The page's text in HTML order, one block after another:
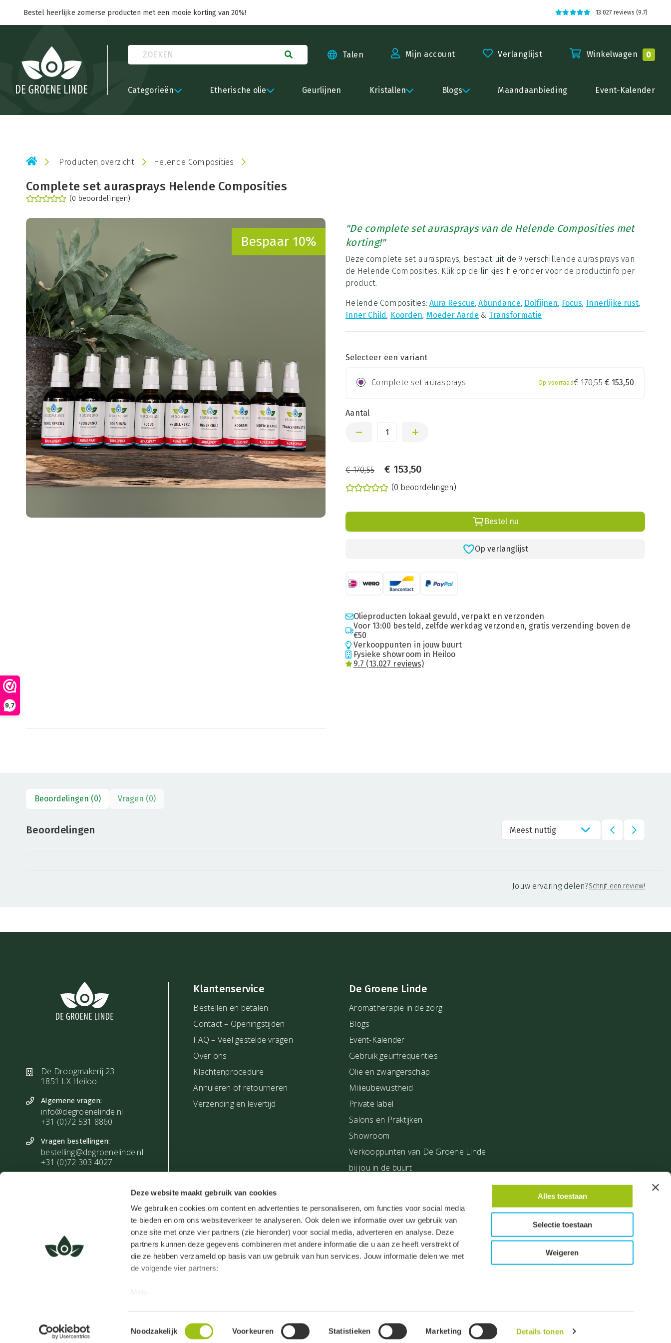
9,7
Deze website maakt gebruik van cookies
We gebruiken cookies om content en advertenties te personaliseren, om functies voor social media
te bieden en om ons websiteverkeer te analyseren. Ook delen we informatie over uw gebruik van
onze site met onze vier partners (zie hieronder) voor social media, adverteren en analyse. Deze
partners kunnen deze gegevens combineren met andere informatie die u aan ze heeft verstrekt of
die ze hebben verzameld op basis van uw gebruik van hun services. Jouw informatie delen we met
de volgende vier partners:
Active Campaign
Toestemmingsselectie
Noodzakelijk Voorkeuren Statistieken Marketing Details tonen
Alles toestaan
Selectie toestaan
Weigeren
Bestel heerlijke zomerse producten met een mooie korting van 20%! 13.027 reviews (9.7)
Talen Mijn account Verlanglijst Winkelwagen 0
Categorieën Etherische olie Geurlijnen Kristallen Blogs Maandaanbieding Event-Kalender
Producten overzicht Helende Composities
Complete set aurasprays Helende Composities
(0 beoordelingen)
Bespaar 10%
"De complete set aurasprays van de Helende Composities met
korting!"
Deze complete set aurasprays, bestaat uit de 9 verschillende aurasprays van
de Helende Composities. Klik op de linkjes hieronder voor de productinfo per
product.
Helende Composities:Aura Rescue,Abundance, Dolfijnen, Focus, Innerlijke rust,
Inner Child, Koorden, Moeder Aarde & Transformatie
Selecteer een variant
Complete set aurasprays Op voorraad€170,55 € 153,50
Aantal
€170,55 € 153,50
(0 beoordelingen)
Bestel nu
Op verlanglijst
Olieproducten lokaal gevuld, verpakt en verzonden
Voor 13:00 besteld, zelfde werkdag verzonden, gratis verzending boven de
€50
Verkooppunten in jouw buurt
Fysieke showroom in Heiloo
9.7 (13.027 reviews)
Beoordelingen (0) Vragen (0)
Beoordelingen Meest nuttig
Jouw ervaring delen?Schrijf een review!
De Droogmakerij 23
1851 LX Heiloo
Algemene vragen:
info@degroenelinde.nl
+31 (0)72 531 8860
Vragen bestellingen:
bestelling@degroenelinde.nl
+31 (0)72 303 4027
zakelijk@degroenelinde.nl
Klantenservice
Bestellen en betalen
Contact – Openingstijden
FAQ – Veel gestelde vragen
Over ons
Klachtenprocedure
Annuleren of retourneren
Verzending en levertijd
De Groene Linde
Aromatherapie in de zorg
Blogs
Event-Kalender
Gebruik geurfrequenties
Olie en zwangerschap
Milieubewustheid
Private label
Salons en Praktijken
Showroom
Verkooppunten van De Groene Linde
bij jou in de buurt